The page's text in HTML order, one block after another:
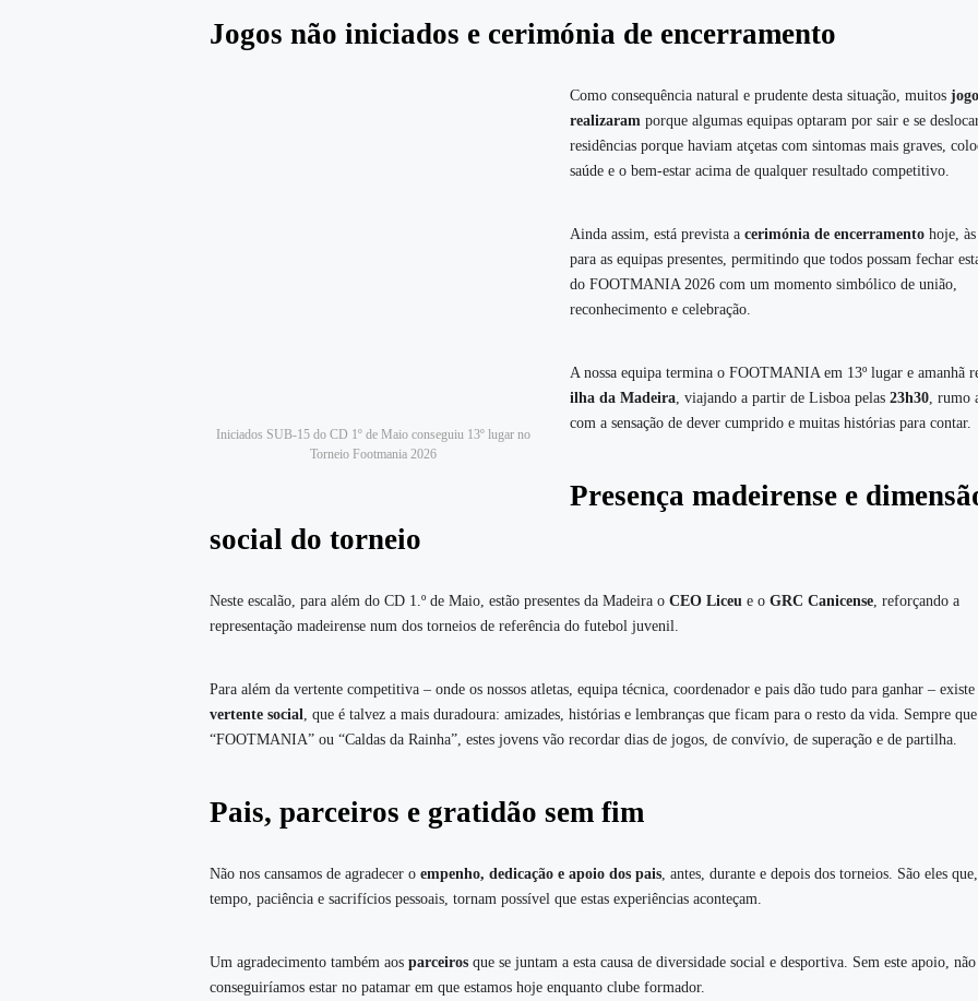
Jogos não iniciados e cerimónia de encerramento
Iniciados SUB-15 do CD 1º de Maio conseguiu 13º lugar no
Torneio Footmania 2026
Como consequência natural e prudente desta situação, muitos
realizaram porque algumas equipas optaram por sair e se
residências porque haviam atçetas com sintomas mais graves,
saúde e o bem‑estar acima de qualquer resultado competitivo.
Ainda assim, está prevista a cerimónia de encerramento hoje, às
para as equipas presentes, permitindo que todos possam fechar
do FOOTMANIA 2026 com um momento simbólico de união,
reconhecimento e celebração.
A nossa equipa termina o FOOTMANIA em 13º lugar e amanhã
ilha da Madeira, viajando a partir de Lisboa pelas 23h30, rumo
com a sensação de dever cumprido e muitas histórias para contar.
Presença madeirense e
social do torneio
Neste escalão, para além do CD 1.º de Maio, estão presentes da Madeira o CEO Liceu e o GRC Canicense, reforçando a
representação madeirense num dos torneios de referência do futebol juvenil.
Para além da vertente competitiva – onde os nossos atletas, equipa técnica, coordenador e pais dão tudo para ganhar – existe
vertente social, que é talvez a mais duradoura: amizades, histórias e lembranças que ficam para o resto da vida. Sempre
“FOOTMANIA” ou “Caldas da Rainha”, estes jovens vão recordar dias de jogos, de convívio, de superação e de partilha.
Pais, parceiros e gratidão sem fim
Não nos cansamos de agradecer o empenho, dedicação e apoio dos pais, antes, durante e depois dos torneios. São eles
tempo, paciência e sacrifícios pessoais, tornam possível que estas experiências aconteçam.
Um agradecimento também aos parceiros que se juntam a esta causa de diversidade social e desportiva. Sem este apoio, não
conseguiríamos estar no patamar em que estamos hoje enquanto clube formador.